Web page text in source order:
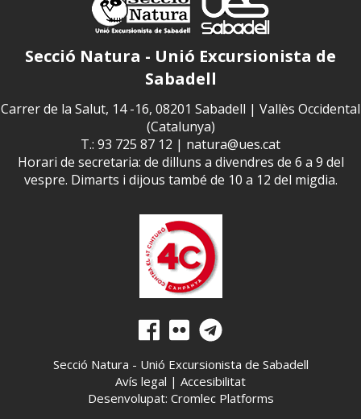
Secció Natura - Unió Excursionista de
Sabadell
Carrer de la Salut, 14 -16, 08201 Sabadell | Vallès Occidental
(Catalunya)
T.: 93 725 87 12 | natura@ues.cat
Horari de secretaria: de dilluns a divendres de 6 a 9 del
vespre. Dimarts i dijous també de 10 a 12 del migdia.
Secció Natura - Unió Excursionista de Sabadell
Avís legal | Accesibilitat
Desenvolupat: Cromlec Platforms